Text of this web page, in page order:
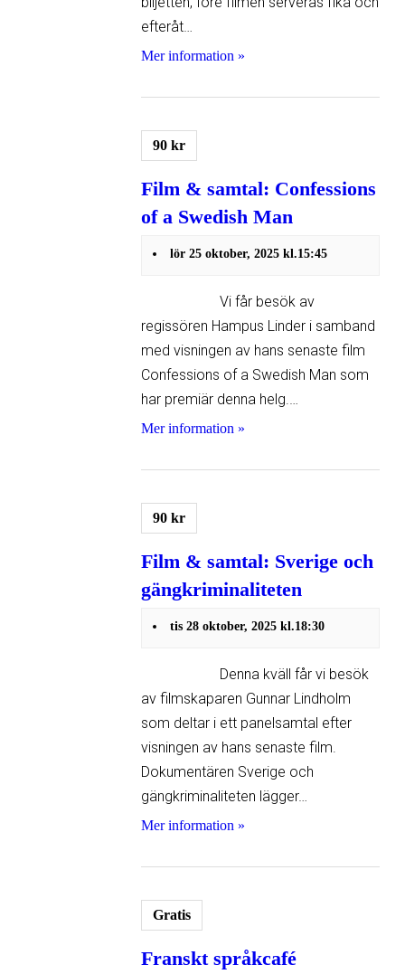
efteråt…
Mer information »
90 kr
Film & samtal: Confessions
of a Swedish Man
lör 25 oktober, 2025 kl.15:45
Vi får besök av
regissören Hampus Linder i samband
med visningen av hans senaste film
Confessions of a Swedish Man som
har premiär denna helg.…
Mer information »
90 kr
Film & samtal: Sverige och
gängkriminaliteten
tis 28 oktober, 2025 kl.18:30
Denna kväll får vi besök
av filmskaparen Gunnar Lindholm
som deltar i ett panelsamtal efter
visningen av hans senaste film.
Dokumentären Sverige och
gängkriminaliteten lägger…
Mer information »
Gratis
Franskt språkcafé